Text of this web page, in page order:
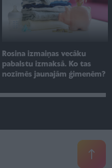
Rosina izmaiņas vecāku
pabalstu izmaksā. Ko tas
nozīmēs jaunajām ģimenēm?